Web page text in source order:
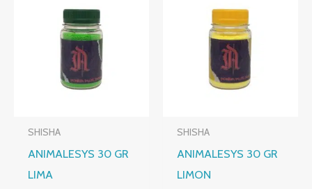
SHISHA
ANIMALESYS 30 GR
LIMA
SHISHA
ANIMALESYS 30 GR
LIMON